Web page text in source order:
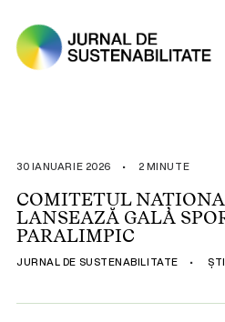
ȘTIRI
OPINII
ESG
COMPANII SUSTENABILE
30 IANUARIE 2026 • 2 MINUTE
COMITETUL
LANSEAZĂ GALA
PARALIMPIC
JURNAL DE SUSTENABILITATE •